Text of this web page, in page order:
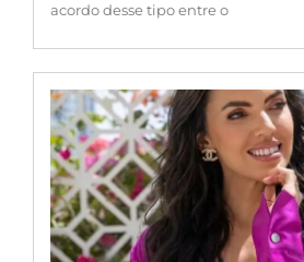
acordo desse tipo entre o